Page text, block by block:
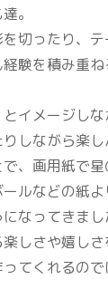
。
切ったり、
験を積み重
イメージし
しながら楽
、画用紙で
ルなどの紙よ
なってきまし
しさや嬉し
てくれるの